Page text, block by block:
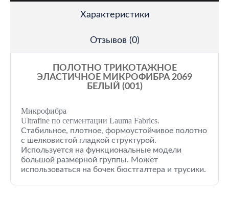
Характеристики
Отзывов (0)
ПОЛОТНО ТРИКОТАЖНОЕ
ЭЛАСТИЧНОЕ МИКРОФИБРА 2069
БЕЛЫЙ (001)
Микрофибра
Ultrafine по сегментации Lauma Fabrics.
Стабильное, плотное, формоустойчивое полотно
с шелковистой гладкой структурой.
Используется на функциональные модели
большой размерной группы. Может
использоваться на бочек бюстгалтера и трусики.